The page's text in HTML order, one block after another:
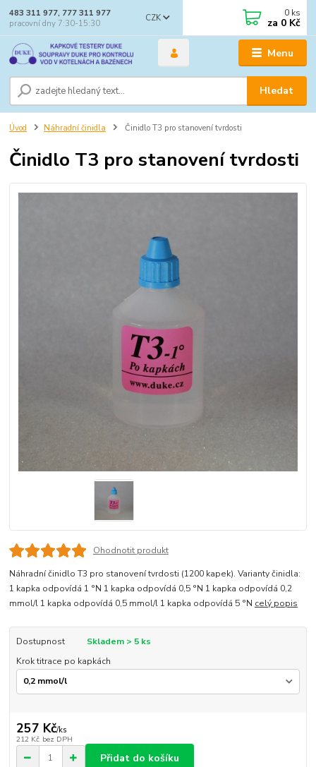
Menu
CZK
Hledat
483 311 977, 777 311 977
pracovní dny 7:30-15:30
0 ks
za 0 Kč
Úvod Náhradní činidla Činidlo T3 pro stanovení tvrdosti
Činidlo T3 pro stanovení tvrdosti
Ohodnotit produkt
Náhradní činidlo T3 pro stanovení tvrdosti (1200 kapek). Varianty činidla:
1 kapka odpovídá 1 °N 1 kapka odpovídá 0,5 °N 1 kapka odpovídá 0,2
mmol/l 1 kapka odpovídá 0,5 mmol/l 1 kapka odpovídá 5 °N celý popis
Dostupnost
Skladem > 5 ks
Krok titrace po kapkách
257 Kč/ks
212 Kč bez DPH
Přidat do košíku